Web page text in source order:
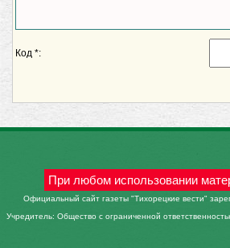
Код *:
При любом использовании
Официальный сайт газеты "Тихорецкие вести"
Учредитель: Общество с ограниченной